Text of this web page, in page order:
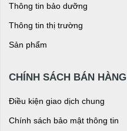
Thông tin bảo dưỡng
Thông tin thị trường
Sản phẩm
CHÍNH SÁCH BÁN HÀNG
Điều kiện giao dịch chung
Chính sách bảo mật thông tin